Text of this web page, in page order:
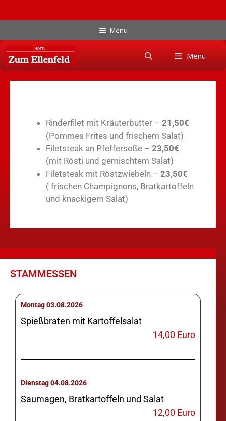
Menu
Menü
Rinderfilet mit Kräuterbutter – 21,50€
(Pommes Frites und frischem Salat)
Filetsteak an Pfeffersoße – 23,50€
(mit Rösti und gemischtem Salat)
Filetsteak mit Röstzwiebeln – 23,50€
( frischen Champignons, Bratkartoffeln
und knackigem Salat)
STAMMESSEN
Montag 03.08.2026
Spießbraten mit Kartoffelsalat
14,00 Euro
Dienstag 04.08.2026
Saumagen, Bratkartoffeln und Salat
12,00 Euro